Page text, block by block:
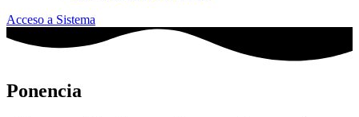
Acceso a Sistema
Ponencia